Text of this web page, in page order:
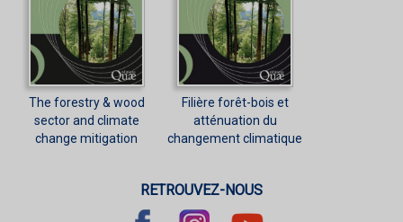
The forestry & wood
sector and climate
change mitigation
Filière forêt-bois et
atténuation du
changement climatique
RETROUVEZ-NOUS